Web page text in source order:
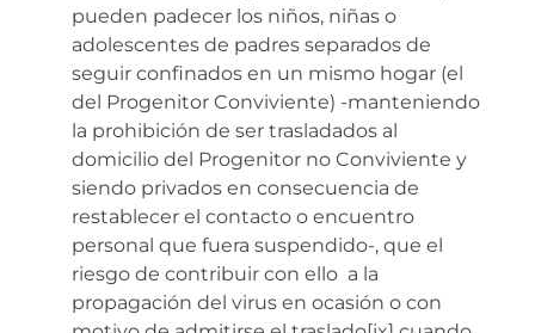
pueden padecer los niños, niñas o
adolescentes de padres separados de
seguir confinados en un mismo hogar (el
del Progenitor Conviviente) -manteniendo
la prohibición de ser trasladados al
domicilio del Progenitor no Conviviente y
siendo privados en consecuencia de
restablecer el contacto o encuentro
personal que fuera suspendido-, que el
riesgo de contribuir con ello a la
propagación del virus en ocasión o con